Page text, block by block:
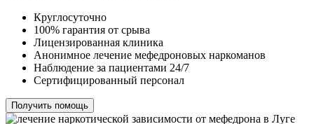
Круглосуточно
100% гарантия от срыва
Лицензированная клиника
Анонимное лечение мефедроновых наркоманов
Наблюдение за пациентами 24/7
Сертифицированный персонал
Получить помощь